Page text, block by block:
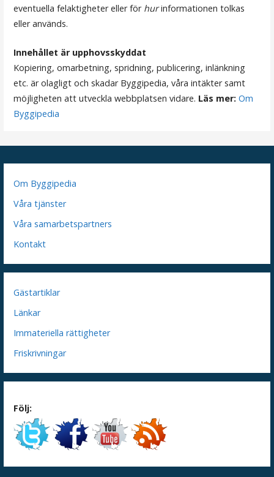
n
g
eventuella felaktigheter eller för hurinformationen tolkas
eller används.
Innehållet är upphovsskyddat
Kopiering, omarbetning, spridning, publicering, inlänkning
etc. är olagligt och skadar Byggipedia, våra intäkter samt
möjligheten att utveckla webbplatsen vidare. Läs mer: Om
Byggipedia
Om Byggipedia
Våra tjänster
Våra samarbetspartners
Kontakt
Gästartiklar
Länkar
Immateriella rättigheter
Friskrivningar
Följ: